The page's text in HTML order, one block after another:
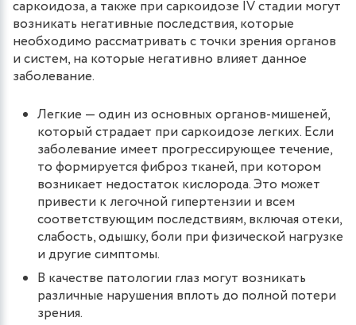
саркоидоза, а также при саркоидозе IV стадии могут
возникать негативные последствия, которые
необходимо рассматривать с точки зрения органов
и систем, на которые негативно влияет данное
заболевание.
Легкие — один из основных органов-мишеней,
который страдает при саркоидозе легких. Если
заболевание имеет прогрессирующее течение,
то формируется фиброз тканей, при котором
возникает недостаток кислорода. Это может
привести к легочной гипертензии и всем
соответствующим последствиям, включая отеки,
слабость, одышку, боли при физической нагрузке
и другие симптомы.
В качестве патологии глаз могут возникать
различные нарушения вплоть до полной потери
зрения.